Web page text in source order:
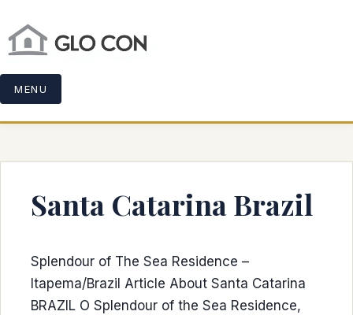
MENU
Santa Catarina Brazil
Splendour of The Sea Residence –
Itapema/Brazil Article About Santa Catarina
BRAZIL O Splendour of the Sea Residence,